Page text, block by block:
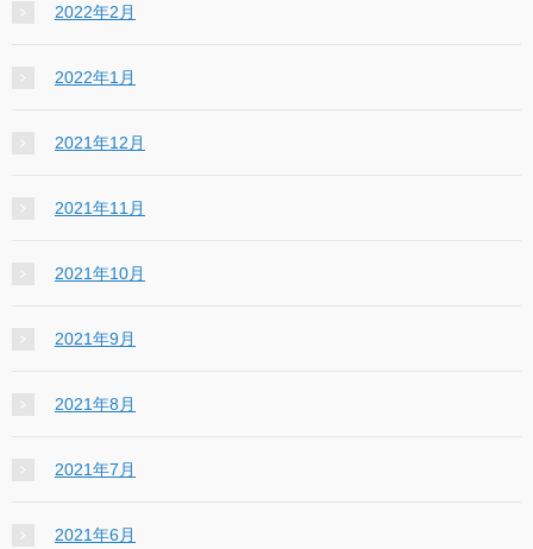
2022年2月
2022年1月
2021年12月
2021年11月
2021年10月
2021年9月
2021年8月
2021年7月
2021年6月